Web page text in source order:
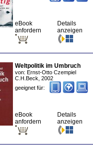
eBook
anfordern
Details
anzeigen
Weltpolitik im Umbruch
von: Ernst-Otto Czempiel
C.H.Beck 2002
geeignet für:
eBook
anfordern
Details
anzeigen